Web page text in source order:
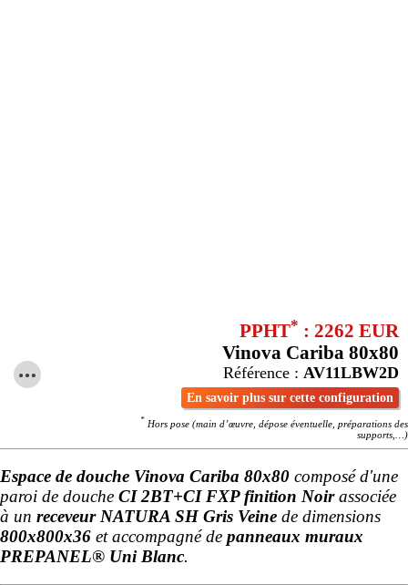
PPHT* : 2262 EUR
Vinova Cariba 80x80
Référence : AV11LBW2D
En savoir plus sur cette configuration
* Hors pose (main d’œuvre, dépose éventuelle, préparations des
supports,…)
Espace de douche Vinova Cariba 80x80 composé d'une
paroi de douche CI 2BT+CI FXP finition Noirassociée
à un receveur NATURA SH Gris Veine de dimensions
800x800x36 et accompagné de panneaux muraux
PREPANEL® Uni Blanc.